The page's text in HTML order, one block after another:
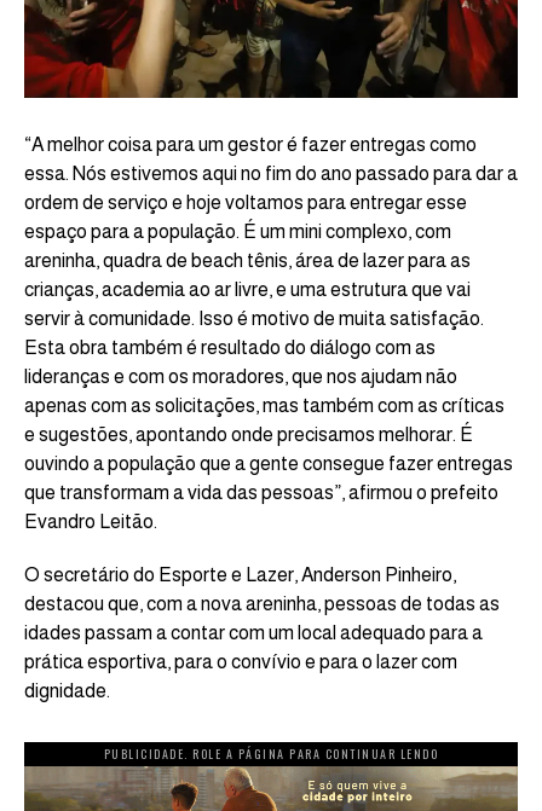
“A melhor coisa para um gestor é fazer entregas como
essa. Nós estivemos aqui no fim do ano passado para dar a
ordem de serviço e hoje voltamos para entregar esse
espaço para a população. É um mini complexo, com
areninha, quadra de beach tênis, área de lazer para as
crianças, academia ao ar livre, e uma estrutura que vai
servir à comunidade. Isso é motivo de muita satisfação.
Esta obra também é resultado do diálogo com as
lideranças e com os moradores, que nos ajudam não
apenas com as solicitações, mas também com as críticas
e sugestões, apontando onde precisamos melhorar. É
ouvindo a população que a gente consegue fazer entregas
que transformam a vida das pessoas”, afirmou o prefeito
Evandro Leitão.
O secretário do Esporte e Lazer, Anderson Pinheiro,
destacou que, com a nova areninha, pessoas de todas as
idades passam a contar com um local adequado para a
prática esportiva, para o convívio e para o lazer com
dignidade.
PUBLICIDADE. ROLE A PÁGINA PARA CONTINUAR LENDO